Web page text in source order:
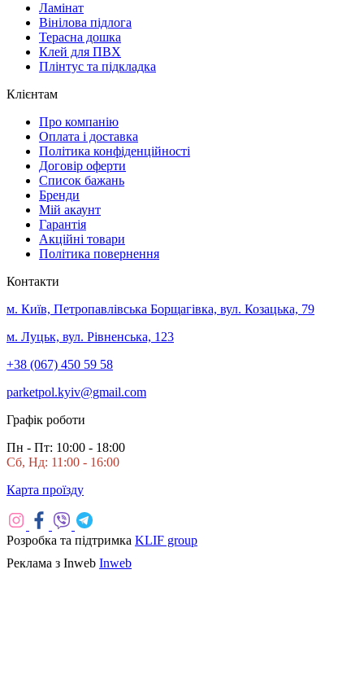
Ламінат
Вінілова підлога
Терасна дошка
Клей для ПВХ
Плінтус та підкладка
Клієнтам
Про компанію
Оплата і доставка
Політика конфіденційності
Договір оферти
Список бажань
Бренди
Мій акаунт
Гарантія
Акційні товари
Політика повернення
Контакти
м. Київ, Петропавлівська Борщагівка, вул. Козацька, 79
м. Луцьк, вул. Рівненська, 123
+38 (067) 450 59 58
parketpol.kyiv@gmail.com
Графік роботи
Пн - Пт: 10:00 - 18:00
Сб, Нд: 11:00 - 16:00
Карта проїзду
Розробка та підтримка KLIF group
Реклама з Inweb Inweb